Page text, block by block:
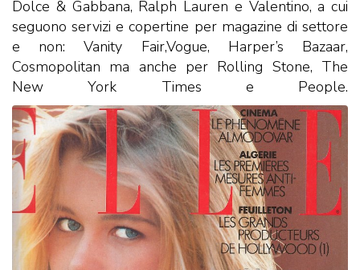
Dolce & Gabbana, Ralph Lauren e Valentino, a cui
seguono servizi e copertine per magazine di settore
e non: Vanity Fair,Vogue, Harper’s Bazaar,
Cosmopolitan ma anche per Rolling Stone, The
New York Times e People.